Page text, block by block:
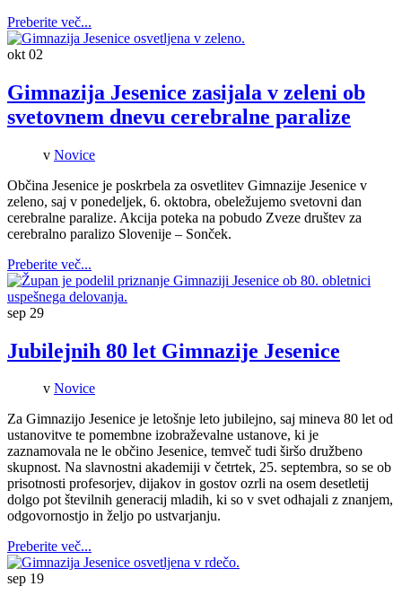
Preberite več...
okt 02
Gimnazija Jesenice zasijala v zeleni ob
svetovnem dnevu cerebralne paralize
v Novice
Občina Jesenice je poskrbela za osvetlitev Gimnazije Jesenice v
zeleno, saj v ponedeljek, 6. oktobra, obeležujemo svetovni dan
cerebralne paralize. Akcija poteka na pobudo Zveze društev za
cerebralno paralizo Slovenije – Sonček.
Preberite več...
sep 29
Jubilejnih 80 let Gimnazije Jesenice
v Novice
Za Gimnazijo Jesenice je letošnje leto jubilejno, saj mineva 80 let od
ustanovitve te pomembne izobraževalne ustanove, ki je
zaznamovala ne le občino Jesenice, temveč tudi širšo družbeno
skupnost. Na slavnostni akademiji v četrtek, 25. septembra, so se ob
prisotnosti profesorjev, dijakov in gostov ozrli na osem desetletij
dolgo pot številnih generacij mladih, ki so v svet odhajali z znanjem,
odgovornostjo in željo po ustvarjanju.
Preberite več...
sep 19